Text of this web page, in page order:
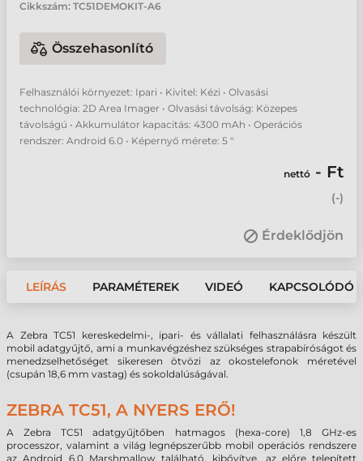
Cikkszám: TC51DEMOKIT-A6
Összehasonlító
Felhasználói környezet: Ipari • Kivitel: Kézi • Olvasási
technológia: 2D Area Imager • Olvasási távolság: Közepes
távolságú • Akkumulátor kapacitás: 4300 mAh • Operációs
rendszer: Android 6.0 • Képernyő mérete: 5 "
nettó - Ft
(-)
Érdeklődjön
LEÍRÁS PARAMÉTEREK VIDEÓ KAPCSOLÓDÓ
A Zebra TC51 kereskedelmi-, ipari- és vállalati felhasználásra készült
mobil adatgyűjtő, ami a munkavégzéshez szükséges strapabíróságot és
menedzselhetőséget sikeresen ötvözi az okostelefonok méretével
(csupán 18,6 mm vastag) és sokoldalúságával.
ZEBRA TC51, A NYERS ERŐ!
A Zebra TC51 adatgyűjtőben hatmagos (hexa-core) 1,8 GHz-es
processzor, valamint a világ legnépszerűbb mobil operációs rendszere
az Android 6.0 Marshmallow található, kibővítve, az előre telepített